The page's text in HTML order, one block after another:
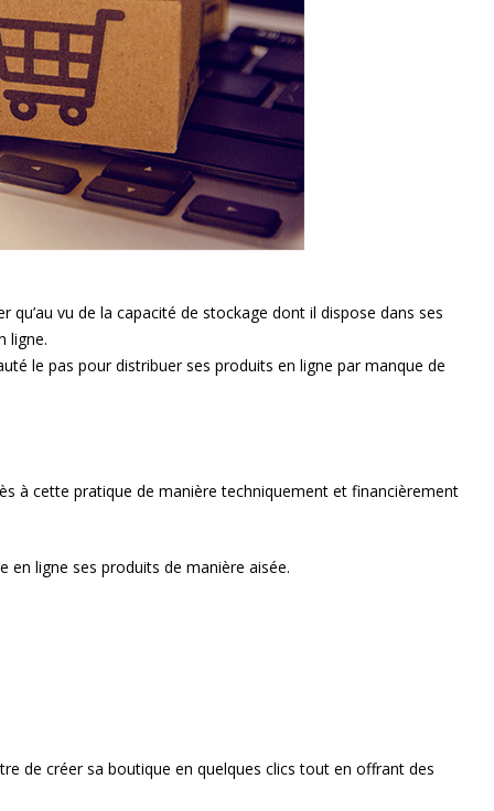
vu de la capacité de stockage dont il dispose dans ses
ligne.
le pas pour distribuer ses produits en ligne par manque de
à cette pratique de manière techniquement et financièrement
ligne ses produits de manière aisée.
de créer sa boutique en quelques clics tout en offrant des